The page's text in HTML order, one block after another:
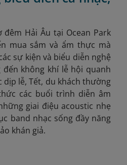
Hải Âu tại Ocean Park
mua sắm và ẩm thực mà
sự kiện và biểu diễn nghệ
không khí lễ hội quanh
dịp lễ, Tết, du khách thường
các buổi trình diễn âm
giai điệu acoustic nhẹ
band nhạc sống đầy năng
khán giả.